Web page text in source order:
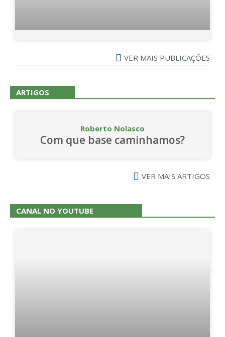
VER MAIS PUBLICAÇÕES
ARTIGOS
Roberto Nolasco
Com que base caminhamos?
VER MAIS ARTIGOS
CANAL NO YOUTUBE